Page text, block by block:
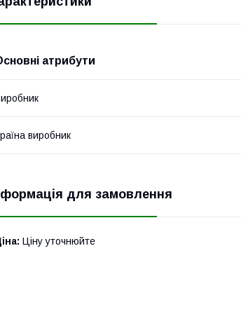
атрибути
виробник
для замовлення
Ціну уточнюйте